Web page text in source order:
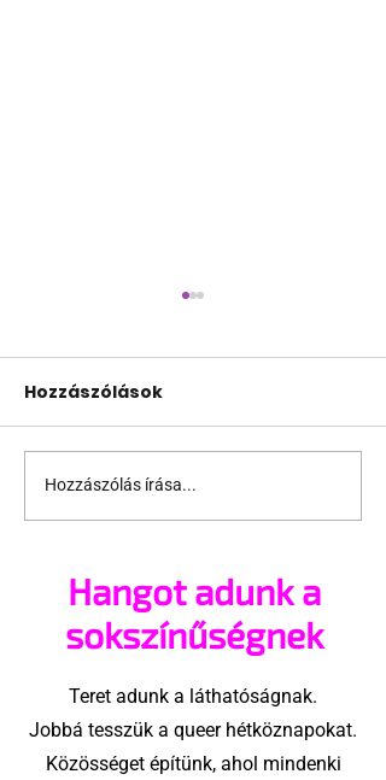
Támogathatsz és
ajánlhatsz: Te is részt
megvalósításában
Hozzászólások
Hozzászólás írása...
Hangot adunk a
sokszínűségnek
Teret adunk a láthatóságnak.
Jobbá tesszük a queer hétköznapokat.
Közösséget építünk, ahol mindenki